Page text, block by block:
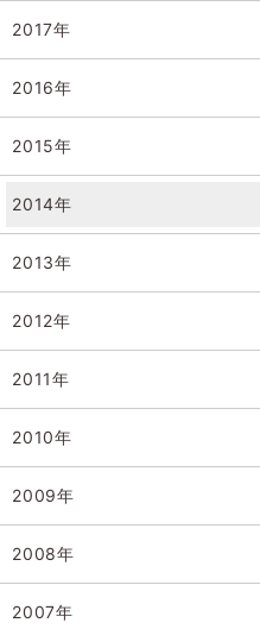
2017年
2016年
2015年
2014年
2013年
2012年
2011年
2010年
2009年
2008年
2007年